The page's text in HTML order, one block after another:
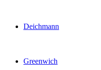
Deichmann
Greenwich